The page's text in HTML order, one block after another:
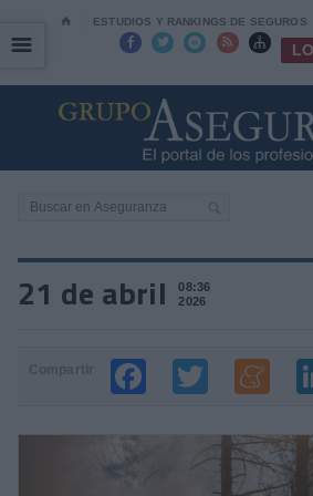
⌂ ESTUDIOS Y RANKINGS DE SEGUROS
    
☰
☰
21 de abril
08:36
2026